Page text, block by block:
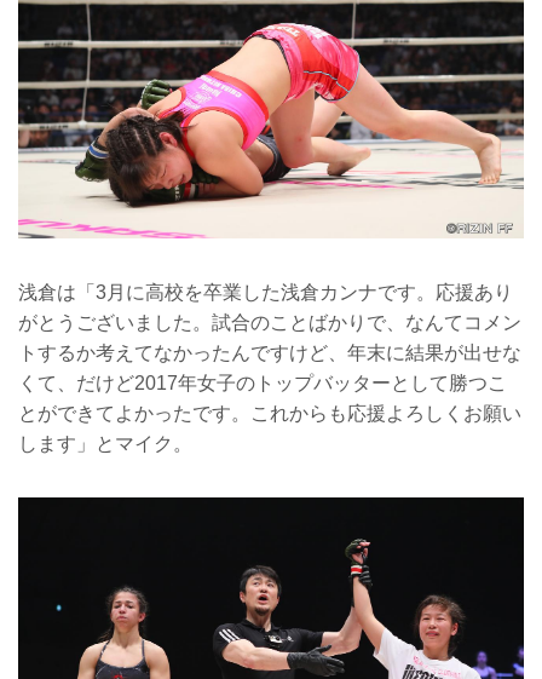
浅倉は「3月に高校を卒業した浅倉カンナです。応援あり
がとうございました。試合のことばかりで、なんてコメン
トするか考えてなかったんですけど、年末に結果が出せな
くて、だけど2017年女子のトップバッターとして勝つこ
とができてよかったです。これからも応援よろしくお願い
します」とマイク。